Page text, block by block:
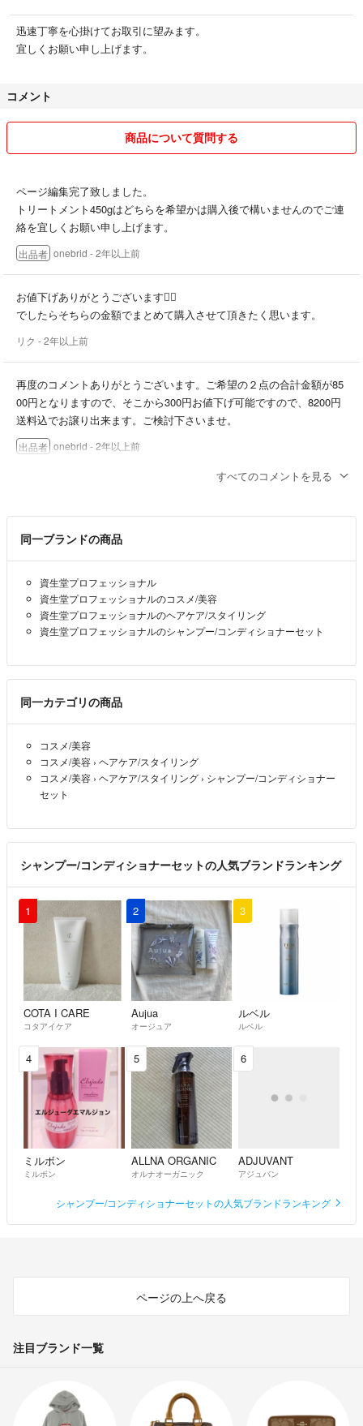
迅速丁寧を心掛けてお取引に望みます。
宜しくお願い申し上げます。
コメント
商品について質問する
ページ編集完了致しました。
トリートメント450gはどちらを希望かは購入後で構いませんのでご連
絡を宜しくお願い申し上げます。
出品者 onebrid - 2年以上前
お値下げありがとうございます🙇‍♀️
でしたらそちらの金額でまとめて購入させて頂きたく思います。
リク - 2年以上前
再度のコメントありがとうございます。ご希望の２点の合計金額が85
00円となりますので、そこから300円お値下げ可能ですので、8200円
送料込でお譲り出来ます。ご検討下さいませ。
出品者 onebrid - 2年以上前
リク- 2年以上前
コメントありがとうございます。
マスク(Ｗ)は200gと680gを出品致しております。どちらを希望でしょ
うか？
出品者 onebrid - 2年以上前
コメント失礼致します。
出品されている他の商品の
サブリミックアクアインテンシブマスクW
お時間ある時にで構いませんので宜しくお願い致します。
リク - 2年以上前
こちらではなく、1800の方で購入希望です
T- 2年以上前
コメントありがとうございます。こちらを100円お値下げしました539
9円で、ワンダーシールド詰め替えも100円お値下げしました2399円で
お譲り可能です。合計２点で7798円送料込みとなります。
ご検討下さいませ。
出品者 onebrid- 2年以上前
コメント失礼しますm(_ _)m
こちらとワンダーシールドa詰め替え1袋でいくらになりますか？
- 2年以上前
すべてのコメントを見る
同一ブランドの商品
資生堂プロフェッショナル
資生堂プロフェッショナルのコスメ/美容
資生堂プロフェッショナルのヘアケア/スタイリング
資生堂プロフェッショナルのシャンプー/コンディショナーセット
同一カテゴリの商品
コスメ/美容
コスメ/美容 › ヘアケア/スタイリング
コスメ/美容 › ヘアケア/スタイリング › シャンプー/コンディショナー
セット
シャンプー/コンディショナーセットの人気ブランドランキング
1
COTA I CARE
コタアイケア
2
Aujua
オージュア
3
ルベル
ルベル
4
ミルボン
ミルボン
5
ALLNA ORGANIC
オルナオーガニック
6
ADJUVANT
アジュバン
シャンプー/コンディショナーセットの人気ブランドランキング
ページの上へ戻る
注目ブランド一覧